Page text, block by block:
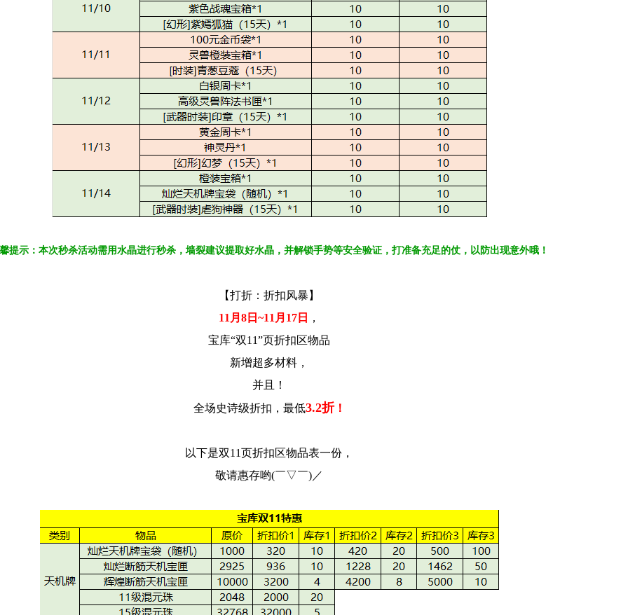
提示：本次秒杀活动需用水晶进行秒杀，墙裂建议提取好水晶，并解锁手势等安全验证，打准备充足的仗，以防出现意外哦！
【打折：折扣风暴】
11月8日~11月17日
，
宝库“双11”页折扣区物品
新增超多材料，
并且！
全场史诗级折扣，最低3.2折！
以下是双11页折扣区物品表一份，
敬请惠存哟(￣▽￣)／